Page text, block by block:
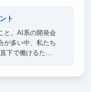
ト
と。AI系の開発会
が多い中、私たち
下で働けるた